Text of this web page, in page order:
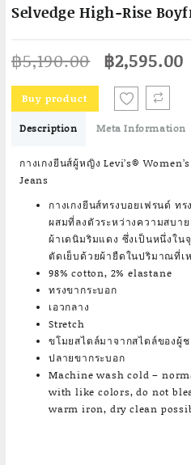
Selvedge High-Rise
฿5,190.00 Original
price
was:
฿5,190.00.
฿2,595.00
Buy product
Description Meta Information
กางเกงยีนส์ผู้หญิง Levi’s®
Jeans
กางเกงยีนส์ทรงบอยเฟรนด์ ท
ผสมที่ลงตัวระหว่างความสบา
ผ้าเดนิมริมแดง ซึ่งเป็นหนึ่งใน
ตัดเย็บด้วยผ้ายืดในปริมาณที่เ
98% cotton, 2% elastane
ทรงขากระบอก
เอวกลาง
Stretch
ขโมยสไตล์มาจากสไตล์ของผู้
ปลายขากระบอก
Machine wash cold –
with like colors, do not
warm iron, dry clean